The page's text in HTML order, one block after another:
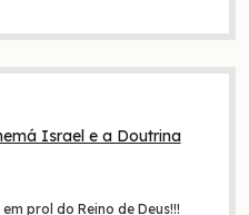
Israel e a Doutrina
prol do Reino de Deus!!!